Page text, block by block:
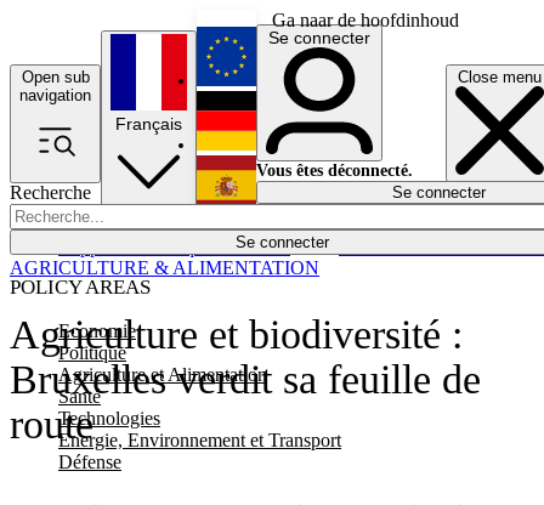
Ga naar de hoofdinhoud
Open sub
navigation
Close menu
Recherche
Se connecter
POLICY AREAS
Economie
Politique
Agriculture et Alimentation
Santé
Technologies
Energie, Environnement et Transport
Défense
Économie
Français
English
Deutsch
Español
Se connecter
Vous êtes déconnecté.
Se connecter
Agriculture et biodiversité :
Bruxelles verdit sa feuille de
route
AGRICULTURE & ALIMENTATION